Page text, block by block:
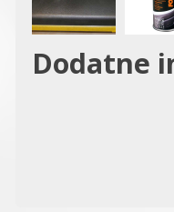
Dodatne